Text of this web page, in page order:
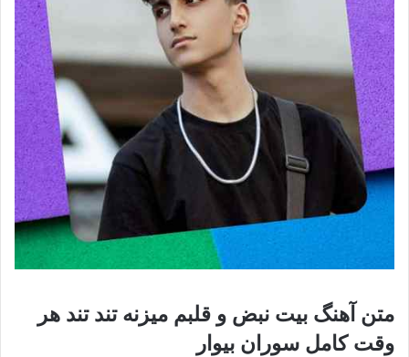
متن آهنگ بیت نبض و قلبم میزنه تند تند هر
وقت کامل سوران بیوار